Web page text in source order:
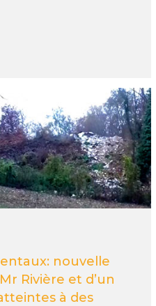
nouvelle
Rivière et d’un
à des